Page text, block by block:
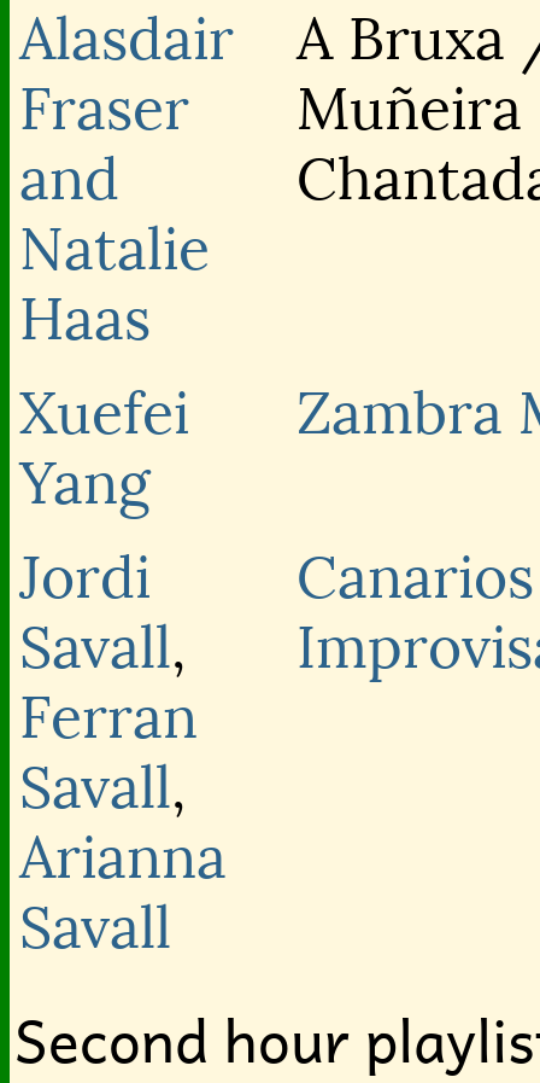
Alasdair
Fraser
and
Natalie
Haas
A Bruxa
Muñeira
Xuefei
Yang
Zambra
Jordi
Savall,
Ferran
Savall,
Arianna
Savall
Canarios
Second hour